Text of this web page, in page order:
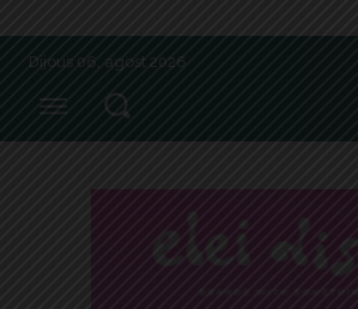
Dijous 06, agost 2026